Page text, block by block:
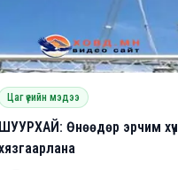
Цаг үеийн мэдээ
ШУУРХАЙ: Өнөөдөр эрчим хүч